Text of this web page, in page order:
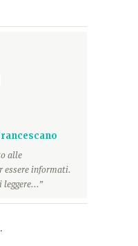
alle
essere informati.
leggere...”